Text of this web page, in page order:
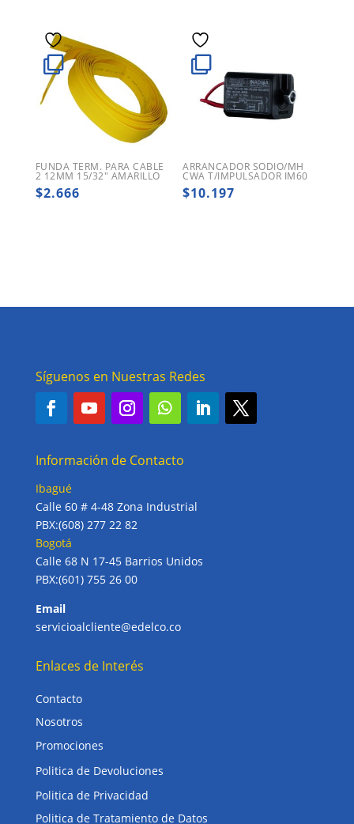
FUNDA TERM. PARA CABLE
2 12MM 15/32″ AMARILLO
$2.666
ARRANCADOR SODIO/MH
CWA T/IMPULSADOR IM60
$10.197
Síguenos en Nuestras Redes
Información de Contacto
Ibagué
Calle 60 # 4-48 Zona Industrial
PBX:(608) 277 22 82
Bogotá
Calle 68 N 17-45 Barrios Unidos
PBX:(601) 755 26 00
Email
servicioalcliente@edelco.co
Enlaces de Interés
Contacto
Nosotros
Promociones
Politica de Devoluciones
Politica de Privacidad
Politica de Tratamiento de Datos